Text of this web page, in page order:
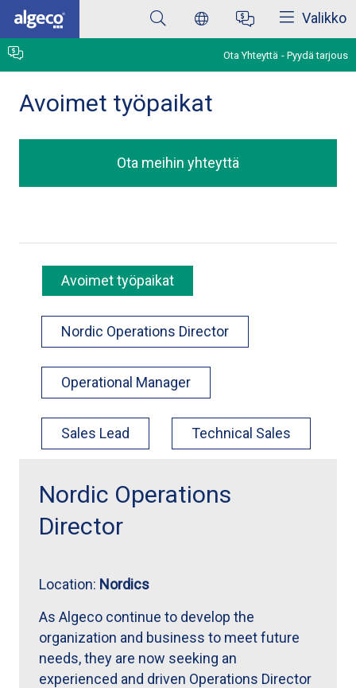
Skip
main
content
Valikko
Ota Yhteyttä Pyydä tarjous
Avoimet työpaikat
Ota meihin yhteyttä
Avoimet työpaikat
Nordic Operations Director
Operational Manager
Sales Lead Technical Sales
Nordic Operations
Director
Location: Nordics
As Algeco continue to develop the
organization and business to meet future
needs, they are now seeking an
experienced and driven Operations Director